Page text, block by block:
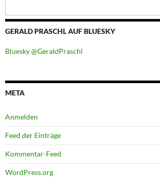
GERALD PRASCHL AUF BLUESKY
Bluesky @GeraldPraschl
META
Anmelden
Feed der Einträge
Kommentar-Feed
WordPress.org